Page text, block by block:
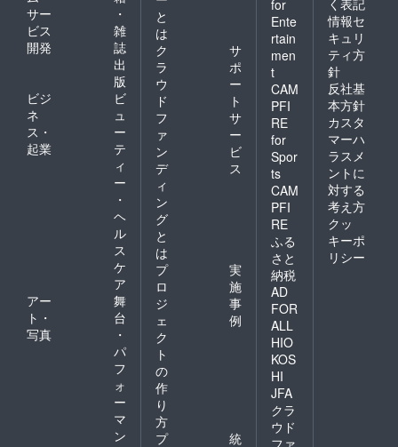
サー
ビス
開発
・
雑
誌
出
版
ビジ
ネ
ス・
起業
ビ
ュ
ー
テ
ィ
ー
・
ヘ
ル
ス
ケ
ア
アー
ト・
写真
舞
台
・
パ
フ
ォ
ー
マ
ン
と
は
ク
ラ
ウ
ド
フ
ァ
ン
デ
ィ
ン
グ
と
は
サ
ポ
ー
ト
サ
ー
ビ
ス
プ
ロ
ジ
ェ
ク
ト
の
作
り
方
実
施
事
例
プ
統
for
Ente
rtain
men
t
CAM
PFI
RE
for
Spor
ts
CAM
PFI
RE
ふる
さと
納税
AD
FOR
ALL
HIO
KOS
HI
JFA
クラ
ウド
ファ
情報セ
キュリ
ティ方
針
反社基
本方針
カスタ
マーハ
ラスメ
ントに
対する
考え方
クッ
キーポ
リシー